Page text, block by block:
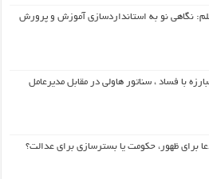
نگاهی نو به استانداردسازی آموزش و پرورش
با فساد ، سناتور هاولی در مقابل مدیرعامل
برای ظهور، حکومت یا بسترسازی برای عدالت؟